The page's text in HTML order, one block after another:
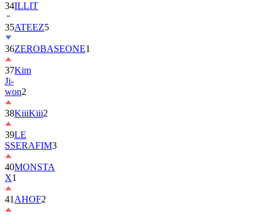
35ATEEZ
36ZEROBASEONE
37Kim
Ji-
won2
38KiiiKiii
39LE
SSERAFIM
40MONSTA
X
41AHOF
42 BTOB6